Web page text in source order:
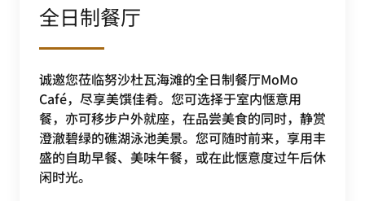
全日制餐厅
诚邀您莅临努沙杜瓦海滩的全日制餐厅MoMo
Café，尽享美馔佳肴。您可选择于室内惬意用
餐，亦可移步户外就座，在品尝美食的同时，静赏
澄澈碧绿的礁湖泳池美景。您可随时前来，享用丰
盛的自助早餐、美味午餐，或在此惬意度过午后休
闲时光。